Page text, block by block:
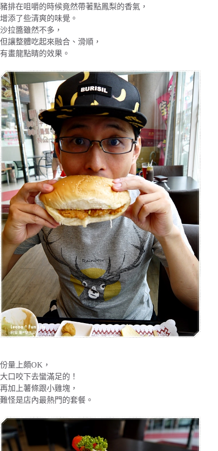
豬排在咀嚼的時候竟然帶著點鳳梨的香氣，
增添了些清爽的味覺。
沙拉醬雖然不多，
但讓整體吃起來融合、滑順，
有畫龍點睛的效果。
份量上頗OK，
大口咬下去蠻滿足的！
再加上薯條跟小雞塊，
難怪是店內最熱門的套餐。